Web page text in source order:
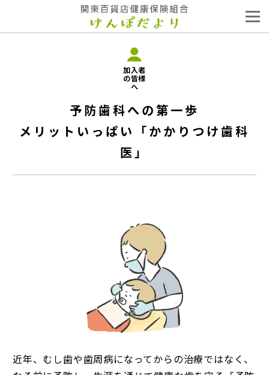
加入者
の皆様
へ
予防歯科への第一歩
メリットいっぱい「かかりつけ歯科
医」
近年、むし歯や歯周病になってからの治療ではなく、